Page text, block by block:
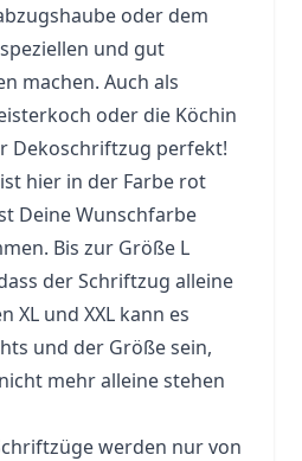
oder dem
und gut
machen. Auch als
oder die Köchin
Dekoschriftzug perfekt!
hier in der Farbe rot
Deine Wunschfarbe
Bis zur Größe L
der Schriftzug alleine
XL und XXL kann es
und der Größe sein,
mehr alleine stehen
werden nur von